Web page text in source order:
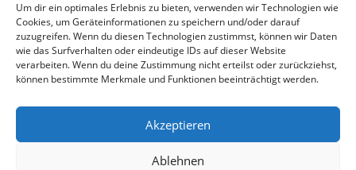
Um dir ein optimales Erlebnis zu bieten, verwenden wir Technologien wie
Cookies, um Geräteinformationen zu speichern und/oder darauf
zuzugreifen. Wenn du diesen Technologien zustimmst, können wir Daten
wie das Surfverhalten oder eindeutige IDs auf dieser Website
verarbeiten. Wenn du deine Zustimmung nicht erteilst oder zurückziehst,
können bestimmte Merkmale und Funktionen beeinträchtigt werden.
Akzeptieren
Ablehnen
Rechtsverletzungen werden wir derartige Links
umgehend entfernen.
Urheberrecht
deutschen Urheberrecht. Die Vervielfältigung,
Bearbeitung, Verbreitung und jede Art der